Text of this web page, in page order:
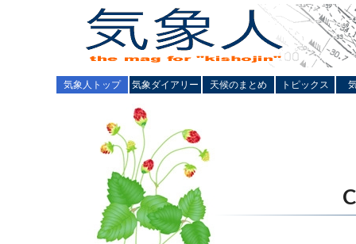
気象人トップ 気象ダイアリー 天候のまとめ トピックス